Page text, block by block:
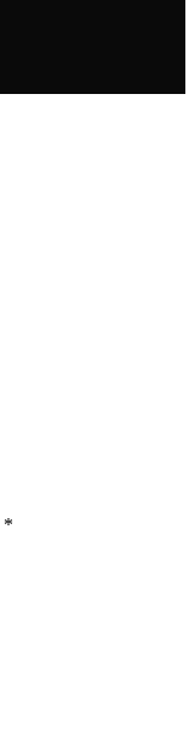
*